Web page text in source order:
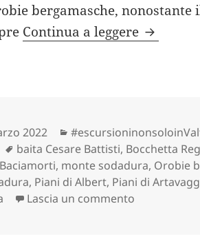
bergamasche, nonostante
Continua a leggere MONTE
2022 Categorie
Tag
baita Cesare Battisti, Bocchetta
, monte sodadura, Orobie
, Piani di Albert, Piani di
Lascia un commento